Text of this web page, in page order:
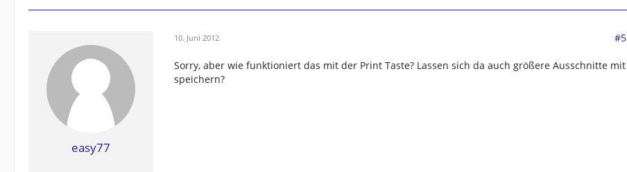
easy77
10. Juni 2012 #5
Sorry, aber wie funktioniert das mit der Print Taste? Lassen sich da auch größere Ausschnitte mit
speichern?